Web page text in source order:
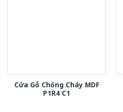
Cửa Gỗ Chống Cháy MDF
P1R4 C1